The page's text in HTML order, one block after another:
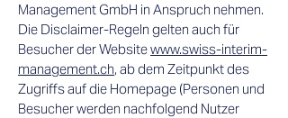
Management GmbH in Anspruch nehmen.
Die Disclaimer-Regeln gelten auch für
Besucher der Websitewww.swiss-interim-
management.ch, ab dem Zeitpunkt des
Zugriffs auf die Homepage (Personen und
Besucher werden nachfolgend Nutzer